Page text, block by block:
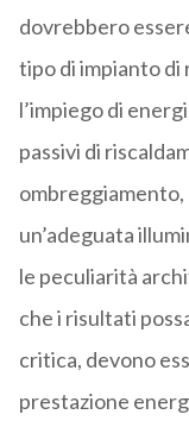
dovrebbero
tipo di impianto di
l’impiego di
passivi di
ombreggiamento,
un’adeguata
le peculiarità
che i risultati
critica, devono
prestazione